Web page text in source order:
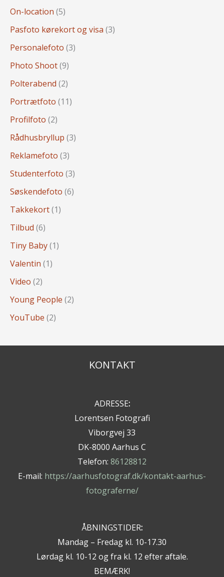
On-location (5)
Pasfoto kørekort og visa (3)
Personalefoto (3)
Photo Shoot(9)
Polterabend (2)
Portrætfoto (11)
Profilfoto (2)
Rådhusbryllup (3)
Reklamefoto (3)
Studenterfoto (3)
Søskendefoto (6)
Takkekort(1)
Tilbud (6)
Tiny Baby(1)
Valentin (1)
Video (2)
Young People (2)
YouTube (2)
KONTAKT
ADRESSE:
Lorentsen Fotografi
Viborgvej 33
DK-8000 Aarhus C
Telefon: 86128812
E-mail: https://aarhusfotograf.dk/kontakt-aarhus-
fotograferne/
ÅBNINGSTIDER:
Mandag – Fredag kl. 10-17.30
Lørdag kl. 10-12 og fra kl. 12 efter aftale.
BEMÆRK!